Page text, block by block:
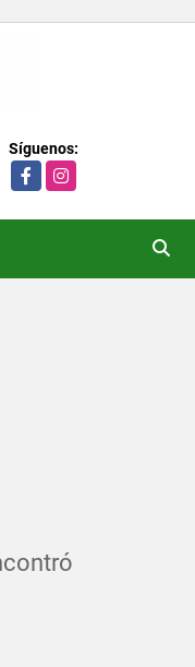
Síguenos:
FacebookInstagram